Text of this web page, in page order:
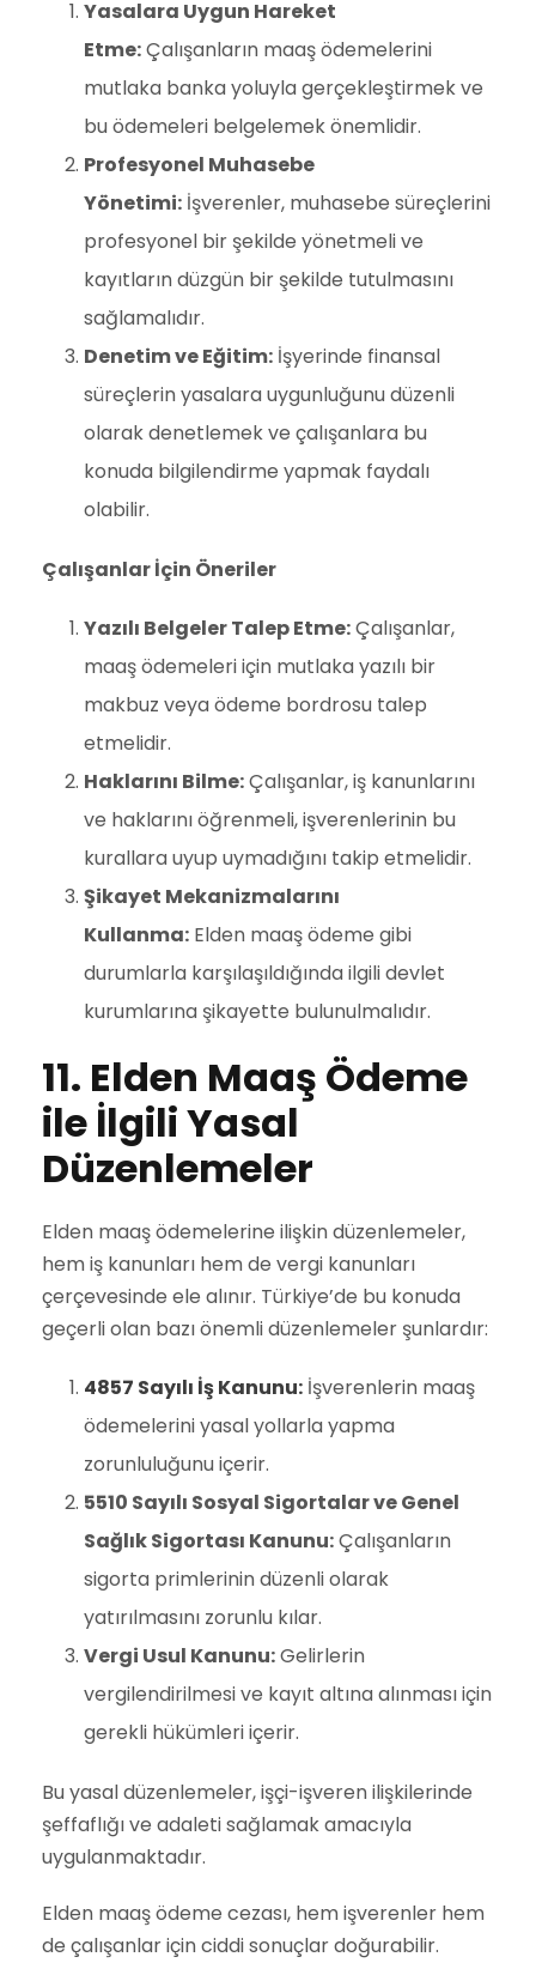
Yasalara Uygun Hareket
Etme:Çalışanların maaş ödemelerini
mutlaka banka yoluyla gerçekleştirmek ve
bu ödemeleri belgelemek önemlidir.
Profesyonel Muhasebe
Yönetimi: İşverenler, muhasebe süreçlerini
profesyonel bir şekilde yönetmeli ve
kayıtların düzgün bir şekilde tutulmasını
sağlamalıdır.
Denetim ve Eğitim: İşyerinde finansal
süreçlerin yasalara uygunluğunu düzenli
olarak denetlemek ve çalışanlara bu
konuda bilgilendirme yapmak faydalı
olabilir.
Çalışanlar İçin Öneriler
Yazılı Belgeler Talep Etme:Çalışanlar,
maaş ödemeleri için mutlaka yazılı bir
makbuz veya ödeme bordrosu talep
etmelidir.
Haklarını Bilme:Çalışanlar, iş kanunlarını
ve haklarını öğrenmeli, işverenlerinin bu
kurallara uyup uymadığını takip etmelidir.
Şikayet Mekanizmalarını
Kullanma: Elden maaş ödeme gibi
durumlarla karşılaşıldığında ilgili devlet
kurumlarına şikayette bulunulmalıdır.
11. Elden Maaş Ödeme
ile İlgili Yasal
Düzenlemeler
Elden maaş ödemelerine ilişkin düzenlemeler,
hem iş kanunları hem de vergi kanunları
çerçevesinde ele alınır. Türkiye’de bu konuda
geçerli olan bazı önemli düzenlemeler şunlardır:
4857 Sayılı İş Kanunu: İşverenlerin maaş
ödemelerini yasal yollarla yapma
zorunluluğunu içerir.
5510 Sayılı Sosyal Sigortalar ve Genel
Sağlık Sigortası Kanunu:Çalışanların
sigorta primlerinin düzenli olarak
yatırılmasını zorunlu kılar.
Vergi Usul Kanunu:Gelirlerin
vergilendirilmesi ve kayıt altına alınması için
gerekli hükümleri içerir.
Bu yasal düzenlemeler, işçi-işveren ilişkilerinde
şeffaflığı ve adaleti sağlamak amacıyla
uygulanmaktadır.
Elden maaş ödeme cezası, hem işverenler hem
de çalışanlar için ciddi sonuçlar doğurabilir.